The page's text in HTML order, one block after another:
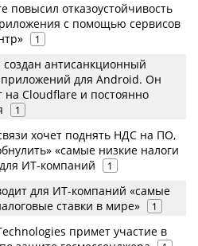
повысил отказоустойчивость
с помощью сервисов
1
создан антисанкционный
приложений для Android. Он
на Cloudflare и постоянно
1
хочет поднять НДС на ПО,
«самые низкие налоги
ИТ-компаний
1
для ИТ-компаний «самые
ставки в мире»
1
примет участие в